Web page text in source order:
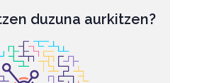
duzuna aurkitzen?